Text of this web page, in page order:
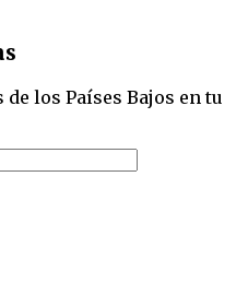
los Países Bajos en tu